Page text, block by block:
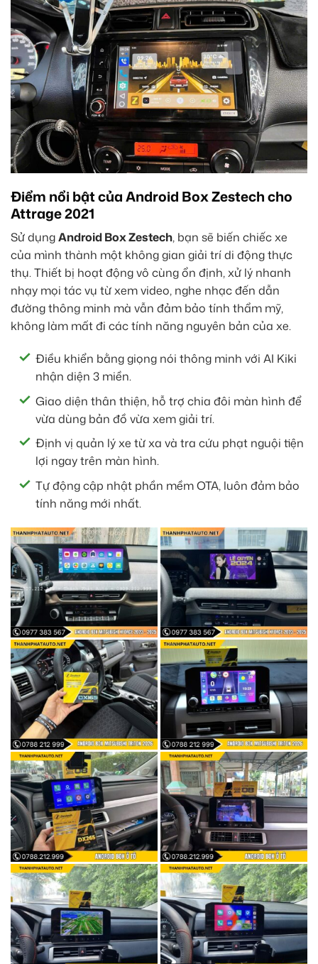
Điểm nổi bật của Android Box Zestech cho
Attrage 2021
Sử dụngAndroid Box Zestech, bạn sẽ biến chiếc xe
của mình thành một không gian giải trí di động thực
thụ. Thiết bị hoạt động vô cùng ổn định, xử lý nhanh
nhạy mọi tác vụ từ xem video, nghe nhạc đến dẫn
đường thông minh mà vẫn đảm bảo tính thẩm mỹ,
không làm mất đi các tính năng nguyên bản của xe.
Điều khiển bằng giọng nói thông minh với AI Kiki
nhận diện 3 miền.
Giao diện thân thiện, hỗ trợ chia đôi màn hình để
vừa dùng bản đồ vừa xem giải trí.
Định vị quản lý xe từ xa và tra cứu phạt nguội tiện
lợi ngay trên màn hình.
Tự động cập nhật phần mềm OTA, luôn đảm bảo
tính năng mới nhất.